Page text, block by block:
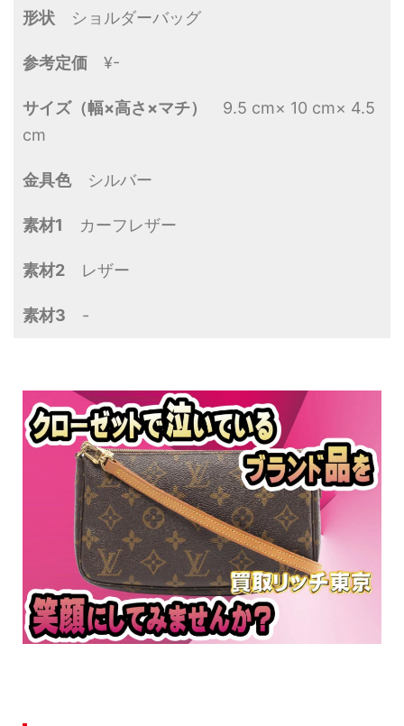
形状 ショルダーバッグ
参考定価 ¥-
サイズ（幅×高さ×マチ）
9.5 cm× 10 cm× 4.5
cm
金具色シルバー
素材1 カーフレザー
素材2 レザー
素材3 -